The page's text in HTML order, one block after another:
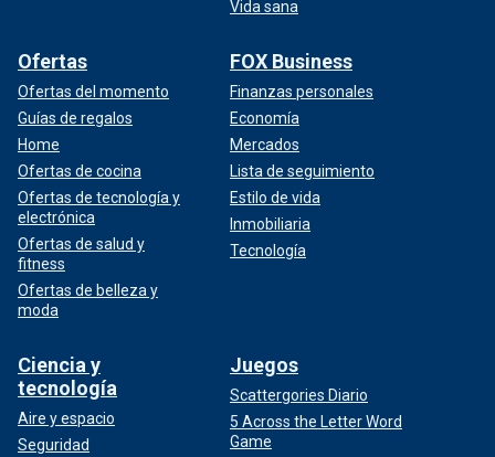
Vida sana
Ofertas
Ofertas del momento
Guías de regalos
Home
Ofertas de cocina
Ofertas de tecnología y
electrónica
Ofertas de salud y
fitness
Ofertas de belleza y
moda
FOX Business
Finanzas personales
Economía
Mercados
Lista de seguimiento
Estilo de vida
Inmobiliaria
Tecnología
Ciencia y
tecnología
Aire y espacio
Seguridad
Juegos
Scattergories Diario
5 Across the Letter Word
Game